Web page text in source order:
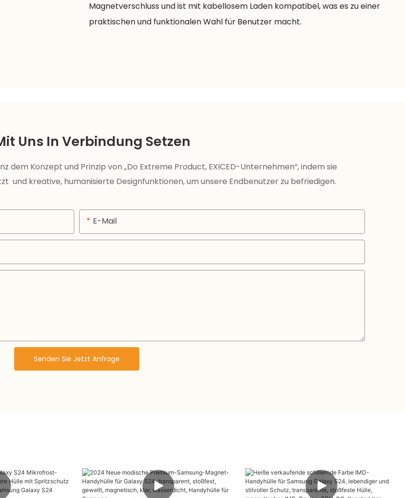
Magnetverschluss und ist mit kabellosem Laden kompatibel, was es zu einer
praktischen und funktionalen Wahl für Benutzer macht.
Uns In Verbindung Setzen
dem Konzept und Prinzip von „Do Extreme Product, EXICED-Unternehmen“, indem sie
und kreative, humanisierte Designfunktionen, um unsere Endbenutzer zu befriedigen.
E-Mail
Senden Sie Jetzt Anfrage